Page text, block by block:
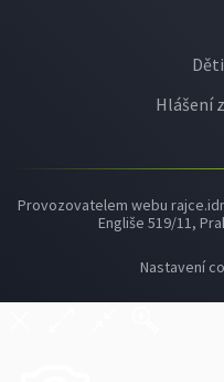
Hlášení
Provozovatelem webu
Engliše 519/11,
Nastavení